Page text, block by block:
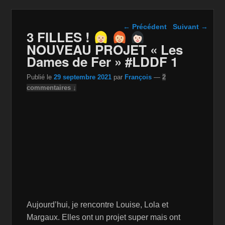
Navigation dans les
← Précédent Suivant →
3 FILLES !
NOUVEAU PROJET « Les
Dames de Fer » #LDDF 1
Publié le29 septembre 2021 par François —2
commentaires ↓
Aujourd’hui, je rencontre Louise, Lola et
Margaux. Elles ont un projet super mais ont